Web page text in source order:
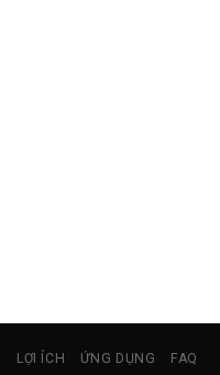
LỢI ÍCH ỨNG DỤNG FAQ